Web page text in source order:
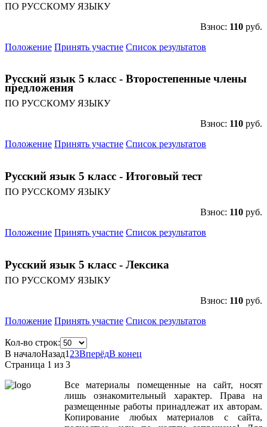
ПО РУССКОМУ ЯЗЫКУ
Взнос: 110 руб.
Положение Принять участие Список результатов
Русский язык 5 класс - Второстепенные члены
предложения
ПО РУССКОМУ ЯЗЫКУ
Взнос: 110 руб.
Положение Принять участие Список результатов
Русский язык 5 класс - Итоговый тест
ПО РУССКОМУ ЯЗЫКУ
Взнос: 110 руб.
Положение Принять участие Список результатов
Русский язык 5 класс - Лексика
ПО РУССКОМУ ЯЗЫКУ
Взнос: 110 руб.
Положение Принять участие Список результатов
Кол-во строк:
В началоНазад1 23ВперёдВ конец
Страница 1 из 3
Все
материалы помещенные на сайт,носят
лишь
ознакомительный характер. Права
на
размещенные работы принадлежат их авторам.
Копирование
любых материалов с сайта,